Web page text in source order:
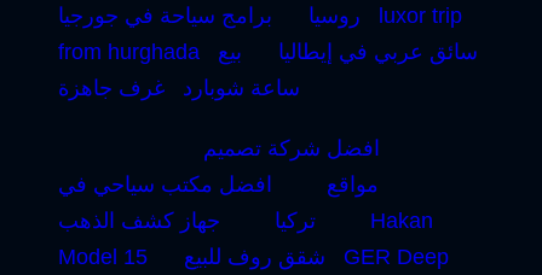
روسيا
برامج سياحة في جورجيا
luxor trip
from hurghada
سائق عربي في إيطاليا
بيع
ساعة شوبارد
غرف جاهزة
افضل شركة تصميم
مواقع
افضل مكتب سياحي في
تركيا
جهاز كشف الذهب
Hakan
Model 15
شقق روف للبيع
GER Deep